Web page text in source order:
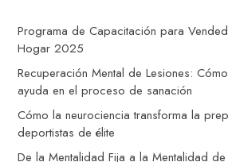
Programa de Capacitación para
Hogar 2025
Recuperación Mental de Lesiones:
ayuda en el proceso de sanación
Cómo la neurociencia transforma la
deportistas de élite
De la Mentalidad Fija a la Mentalidad